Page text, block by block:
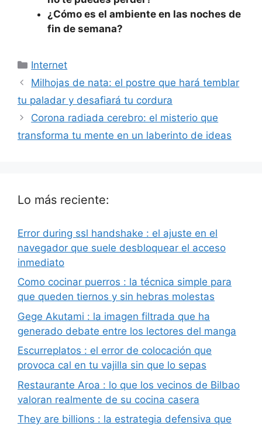
¿Cómo es el ambiente en las noches de
fin de semana?
Categorías
Internet
Milhojas de nata: el postre que hará temblar
tu paladar y desafiará tu cordura
Corona radiada cerebro: el misterio que
transforma tu mente en un laberinto de ideas
Lo más reciente:
Error during ssl handshake : el ajuste en el
navegador que suele desbloquear el acceso
inmediato
Como cocinar puerros : la técnica simple para
que queden tiernos y sin hebras molestas
Gege Akutami : la imagen filtrada que ha
generado debate entre los lectores del manga
Escurreplatos : el error de colocación que
provoca cal en tu vajilla sin que lo sepas
Restaurante Aroa : lo que los vecinos de Bilbao
valoran realmente de su cocina casera
They are billions : la estrategia defensiva que